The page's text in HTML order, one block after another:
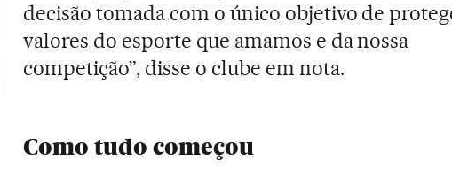
decisão tomada com o único objetivo de
valores do esporte que amamos e da nossa
competição”, disse o clube em nota.
Como tudo começou